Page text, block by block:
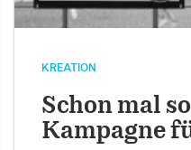
KREATION
Schon mal
Kampagne